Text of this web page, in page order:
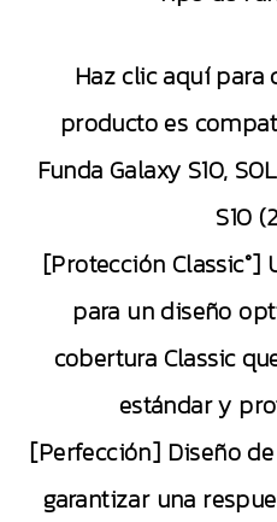
Haz clic aquí
producto es
Funda Galaxy S10,
S10
[Protección
para un diseño
cobertura Classic
estándar y
[Perfección] Diseño
garantizar una